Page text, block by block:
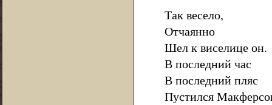
Так весело,
Отчаянно
Шел к виселице он.
В последний час
В последний пляс
Пустился